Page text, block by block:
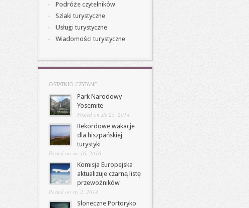
Podróże czytelników
Szlaki turystyczne
Usługi turystyczne
Wiadomości turystyczne
OSTATNIO CZYTANE
Park Narodowy
Yosemite
Posted on sie 25, 2014
Rekordowe wakacje
dla hiszpańskiej
turystyki
Posted on sie 16, 2016
Komisja Europejska
aktualizuje czarną listę
przewoźników
Posted on sty 2, 2014
Słoneczne Portoryko